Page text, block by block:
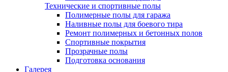
Технические и спортивные полы
Полимерные полы для гаража
Наливные полы для боевого тира
Ремонт полимерных и бетонных полов
Спортивные покрытия
Прозрачные полы
Подготовка основания
Галерея